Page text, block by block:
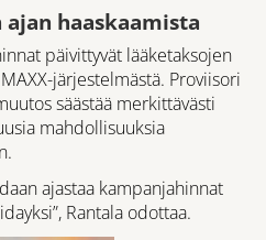
haaskaamista
päivittyvät lääketaksojen
järjestelmästä. Proviisori
säästää merkittävästi
mahdollisuuksia
ajastaa kampanjahinnat
Rantala odottaa.